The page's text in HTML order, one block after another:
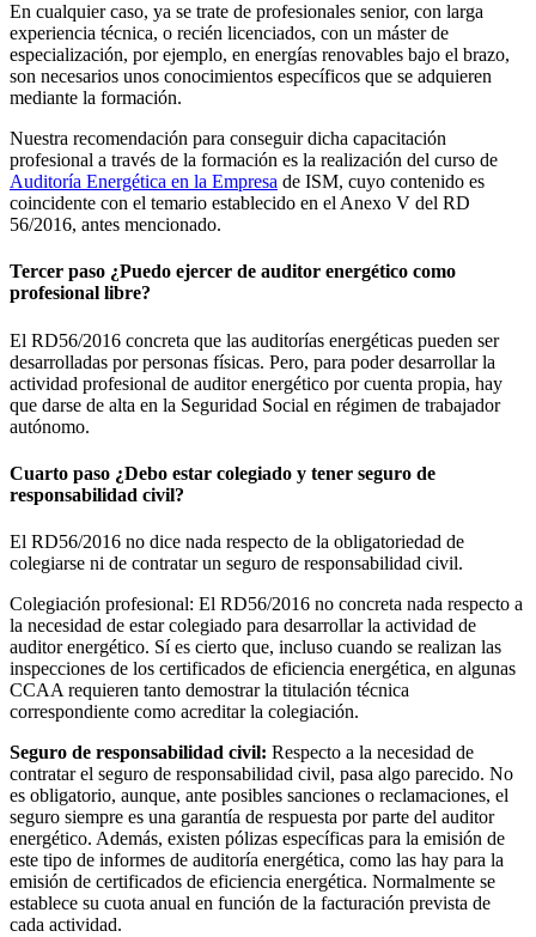
En cualquier caso, ya se trate de profesionales senior, con larga
experiencia técnica, o recién licenciados, con un máster de
especialización, por ejemplo, en energías renovables bajo el brazo,
son necesarios unos conocimientos específicos que se adquieren
mediante la formación.
Nuestra recomendación para conseguir dicha capacitación
profesional a través de la formación es la realización del curso de
Auditoría Energética en la Empresa de ISM, cuyo contenido es
coincidente con el temario establecido en el Anexo V del RD
56/2016, antes mencionado.
Tercer paso ¿Puedo ejercer de auditor energético como
profesional libre?
El RD56/2016 concreta que las auditorías energéticas pueden ser
desarrolladas por personas físicas. Pero, para poder desarrollar la
actividad profesional de auditor energético por cuenta propia, hay
que darse de alta en la Seguridad Social en régimen de trabajador
autónomo.
Cuarto paso ¿Debo estar colegiado y tener seguro de
responsabilidad civil?
El RD56/2016 no dice nada respecto de la obligatoriedad de
colegiarse ni de contratar un seguro de responsabilidad civil.
Colegiación profesional: El RD56/2016 no concreta nada respecto a
la necesidad de estar colegiado para desarrollar la actividad de
auditor energético. Sí es cierto que, incluso cuando se realizan las
inspecciones de los certificados de eficiencia energética, en algunas
CCAA requieren tanto demostrar la titulación técnica
correspondiente como acreditar la colegiación.
Seguro de responsabilidad civil: Respecto a la necesidad de
contratar el seguro de responsabilidad civil, pasa algo parecido. No
es obligatorio, aunque, ante posibles sanciones o reclamaciones, el
seguro siempre es una garantía de respuesta por parte del auditor
energético. Además, existen pólizas específicas para la emisión de
este tipo de informes de auditoría energética, como las hay para la
emisión de certificados de eficiencia energética. Normalmente se
establece su cuota anual en función de la facturación prevista de
cada actividad.